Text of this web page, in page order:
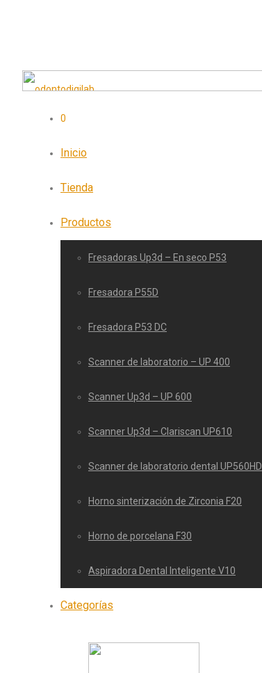
0
Inicio
Tienda
Productos
Fresadoras Up3d – En seco P53
Fresadora P55D
Fresadora P53 DC
Scanner de laboratorio – UP 400
Scanner Up3d – UP 600
Scanner Up3d – Clariscan UP610
Scanner de laboratorio dental UP560HD
Horno sinterización de Zirconia F20
Horno de porcelana F30
Aspiradora Dental Inteligente V10
Categorías